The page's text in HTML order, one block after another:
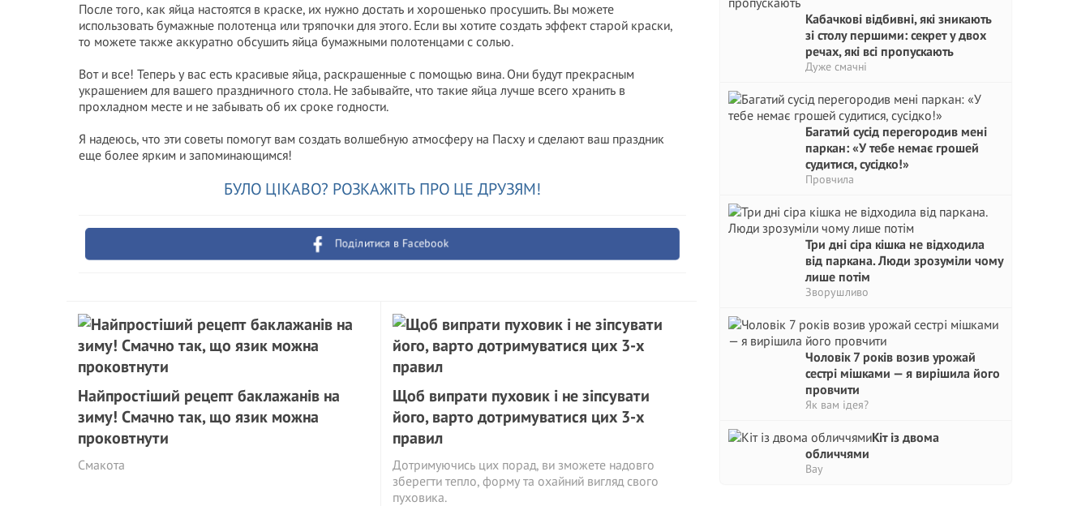
Кабачкові відбивні, які зникають
зі столу першими: секрет у двох
речах, які всі пропускають
Дуже смачні
Багатий сусід перегородив мені
паркан: «У тебе немає грошей
судитися, сусідко!»
Провчила
Три дні сіра кішка не відходила
від паркана. Люди зрозуміли чому
лише потім
Зворушливо
Чоловік 7 років возив урожай
сестрі мішками — я вирішила його
провчити
Як вам ідея?
Кіт із двома
обличчями
Вау
После того, как яйца настоятся в краске, их нужно достать и хорошенько просушить. Вы можете
использовать бумажные полотенца или тряпочки для этого. Если вы хотите создать эффект старой краски,
то можете также аккуратно обсушить яйца бумажными полотенцами с солью.
Вот и все! Теперь у вас есть красивые яйца, раскрашенные с помощью винa. Они будут прекрасным
украшением для вашего праздничного стола. Не забывайте, что такие яйца лучше всего хранить в
прохладном месте и не забывать об их сроке годности.
Я надеюсь, что эти советы помогут вам создать волшебную атмосферу на Пасху и сделают ваш праздник
еще более ярким и запоминающимся!
БУЛО ЦІКАВО? РОЗКАЖІТЬ ПРО ЦЕ ДРУЗЯМ!
Поділитися в Facebook
Найпростіший рецепт баклажанів на
зиму! Смачно так, що язик можна
проковтнути
Смакота
Щоб випрати пуховик і не зіпсувати
його, варто дотримуватися цих 3-х
правил
Дотримуючись цих порад, ви зможете надовго
зберегти тепло, форму та охайний вигляд свого
пуховика.